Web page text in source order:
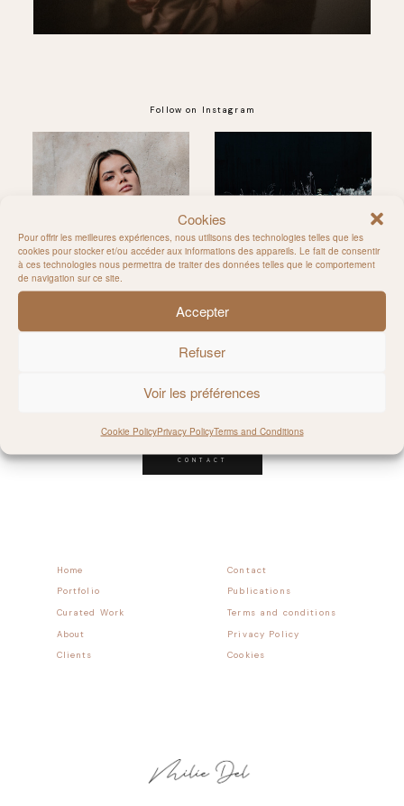
Cookies
Pour offrir les meilleures expériences, nous utilisons des technologies telles que les
cookies pour stocker et/ou accéder aux informations des appareils. Le fait de consentir
à ces technologies nous permettra de traiter des données telles que le comportement
de navigation sur ce site.
Accepter
Refuser
Voir les préférences
Cookie PolicyPrivacy PolicyTerms and Conditions
Follow on Instagram
Contact
Home
Publications
Portfolio
Terms and conditions
Curated Work
CONTACT
Privacy Policy
About
Cookies
Clients